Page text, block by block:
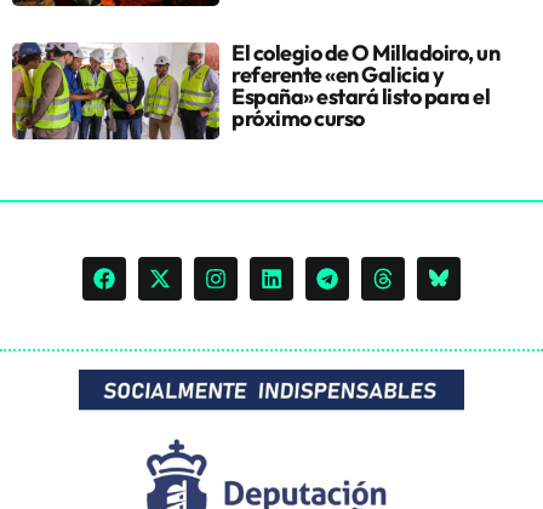
El colegio de O Milladoiro, un
referente «en Galicia y
España» estará listo para el
próximo curso